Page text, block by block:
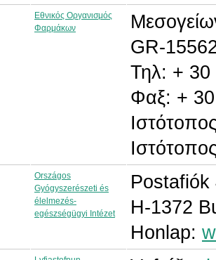
Εθνικός Οργανισμός
Φαρμάκων
GR-
Τηλ: + 30
Φαξ: +
Országos
Gyógyszerészeti és
élelmezés-
egészségügyi Intézet
Postafiók
H-1372
Honlap: